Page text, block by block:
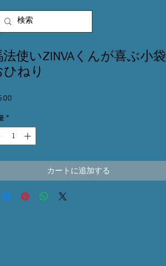
法使いZINVAくんが喜ぶ小袋
ひねり
*
カートに追加する